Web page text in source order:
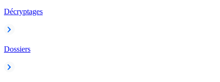
Décryptages
Dossiers